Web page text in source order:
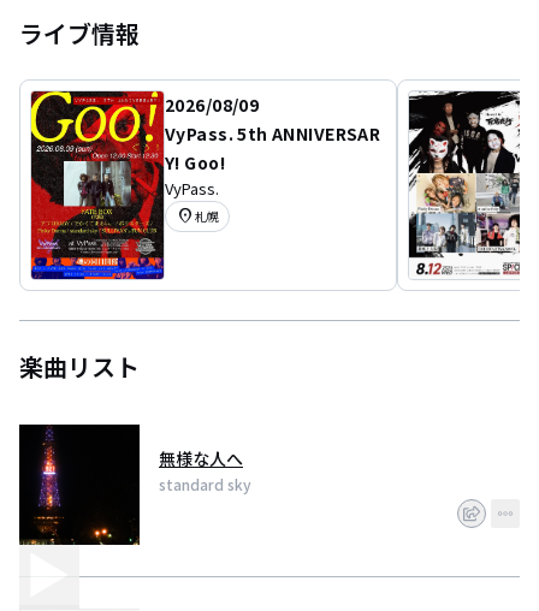
ライブ情報
2026/08/09
VyPass. 5th ANNIVERSAR
Y! Goo!
VyPass.
location_on 札幌
楽曲リスト
無様な人へ
standard sky